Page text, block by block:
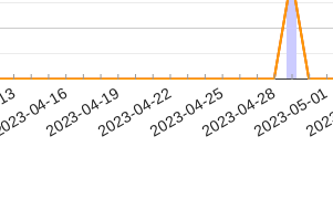
04-16
2023-04-192023-04-222023-04-252023-04-282023-05-01